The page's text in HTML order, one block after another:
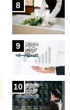
8
9
10